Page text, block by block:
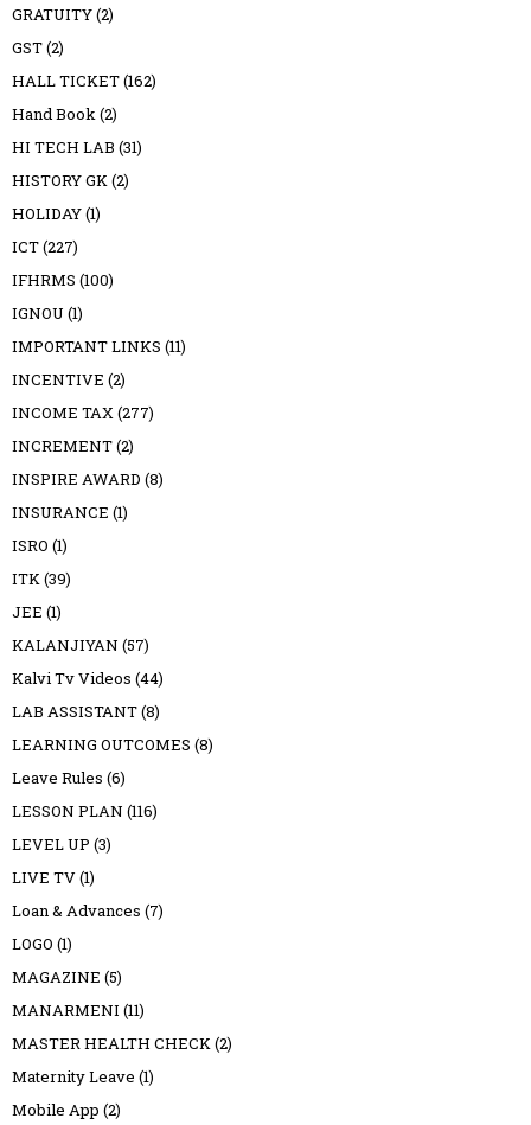
GRATUITY(2)
GST(2)
HALL TICKET(162)
Hand Book(2)
HI TECH LAB (31)
HISTORY GK(2)
HOLIDAY(1)
ICT(227)
IFHRMS (100)
IGNOU (1)
IMPORTANT LINKS (11)
INCENTIVE (2)
INCOME TAX(277)
INCREMENT(2)
INSPIRE AWARD (8)
INSURANCE (1)
ISRO (1)
ITK(39)
JEE (1)
KALANJIYAN (57)
Kalvi Tv Videos (44)
LAB ASSISTANT(8)
LEARNING OUTCOMES (8)
Leave Rules (6)
LESSON PLAN (116)
LEVEL UP (3)
LIVE TV(1)
Loan & Advances (7)
LOGO (1)
MAGAZINE (5)
MANARMENI (11)
MASTER HEALTH CHECK(2)
Maternity Leave (1)
Mobile App (2)